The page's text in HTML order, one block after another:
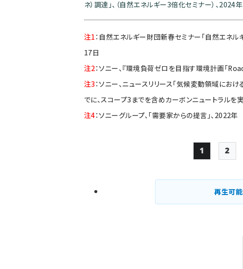
ネ）調達」、（自然エネルギー3倍化セミナー）、2024
注1 ： 自然エネルギー財団新春セミナー「自然エネ
17日
注2：ソニー、『環境負荷ゼロを目指す環境計画「
注3：ソニー、ニュースリリース「気候変動領域に
でに、スコープ3までを含めカーボンニュートラルを
注4：ソニーグループ、「需要家からの提言」、2022年
ペー
送
Page
1
2
再生可